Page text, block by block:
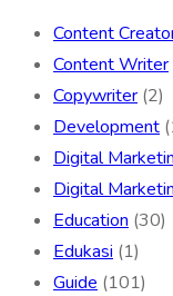
Content
Content Writer
Copywriter (2)
Development
Digital
Digital
Education (30)
Edukasi (1)
Guide (101)